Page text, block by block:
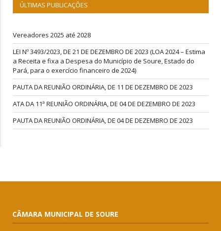
ÚLTIMAS PUBLICAÇÕES
Vereadores 2025 até 2028
LEI Nº 3493/2023, DE 21 DE DEZEMBRO DE 2023 (LOA 2024 – Estima
a Receita e fixa a Despesa do Município de Soure, Estado do
Pará, para o exercício financeiro de 2024)
PAUTA DA REUNIÃO ORDINÁRIA, DE 11 DE DEZEMBRO DE 2023
ATA DA 11ª REUNIÃO ORDINÁRIA, DE 04 DE DEZEMBRO DE 2023
PAUTA DA REUNIÃO ORDINÁRIA, DE 04 DE DEZEMBRO DE 2023
CÂMARA MUNICIPAL DE SOURE